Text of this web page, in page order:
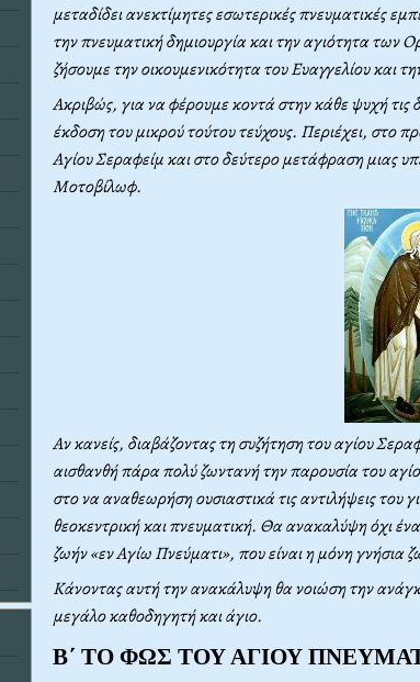
μεταδίδει ανεκτίμητες εσωτερικές πνευματικές
την πνευματική δημιουργία και την αγιότητα
ζήσουμε την οικουμενικότητα του Ευαγγελίου και
Ακριβώς, για να φέρουμε κοντά στην κάθε ψυχή τις
έκδοση του μικρού τούτου τεύχους. Περιέχει, στο
Αγίου Σεραφείμ και στο δεύτερο μετάφραση μιας
Μοτοβίλωφ.
Αν κανείς, διαβάζοντας τη συζήτηση του αγίου
αισθανθή πάρα πολύ ζωντανή την παρουσία του
στο να αναθεωρήση ουσιαστικά τις αντιλήψεις του
θεοκεντρική και πνευματική. Θα ανακαλύψη όχι
ζωήν «εν Αγίω Πνεύματι», που είναι η μόνη γνήσια
Κάνοντας αυτή την ανακάλυψη θα νοιώση την
μεγάλο καθοδηγητή και άγιο.
Β΄ ΤΟ ΦΩΣ ΤΟΥ ΑΓΙΟΥ